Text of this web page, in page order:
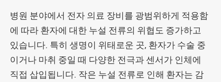
병원 분야에서 전자 의료 장비를 광범위하게 적용함
에 따라 환자에 대한 누설 전류의 위협도 증가하고
있습니다. 특히 생명이 위태로운 곳, 환자가 수술 중
이거나 마취 중일 때 다양한 전극과 센서가 인체에
직접 삽입됩니다. 작은 누설 전류로 인해 환자는 감